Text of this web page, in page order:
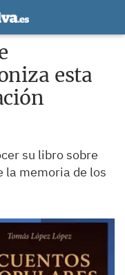
esta
su libro sobre
la memoria de los